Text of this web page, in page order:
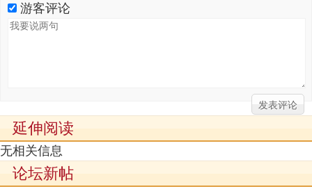
游客评论
延伸阅读
无相关信息
论坛新帖